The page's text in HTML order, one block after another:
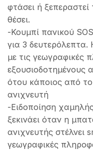
φτάσει ή
θέσει.
-Κουμπί πανικού
για 3
με τις γεωγραφικές
εξουσιοδοτημένους
ότου κάποιος από
ανιχνευτή
-Ειδοποίηση
ξεκινάει όταν η
ανιχνευτής στέλνει
γεωγραφικές